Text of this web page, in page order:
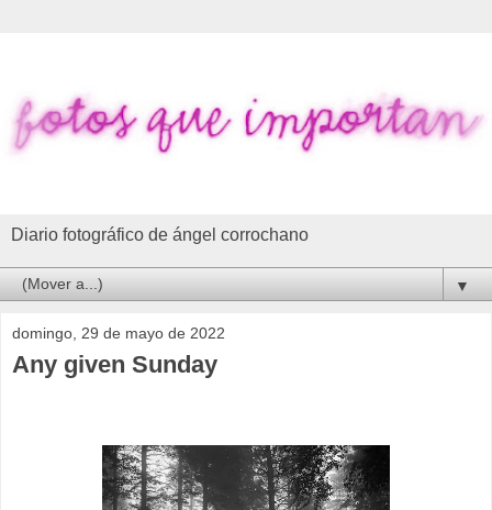
Diario fotográfico de ángel corrochano
▼
domingo, 29 de mayo de 2022
Any given Sunday